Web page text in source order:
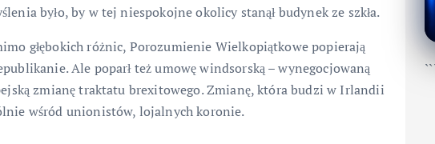
było, by w tej niespokojne okolicy stanął budynek ze szkła.
głębokich różnic, Porozumienie Wielkopiątkowe popierają
Ale poparł też umowę windsorską – wynegocjowaną
zmianę traktatu brexitowego. Zmianę, która budzi w Irlandii
wśród unionistów, lojalnych koronie.